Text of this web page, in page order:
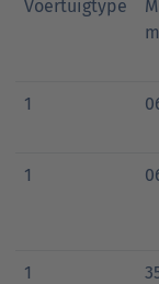
Voertuigtype
1
1
1